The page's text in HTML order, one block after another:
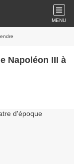
MENU
Napoléon III à